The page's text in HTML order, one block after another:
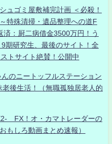
ュゴミ屋敷補完計画 ＜必殺！
特殊清掃・遺品整理への道F
：厨二病借金3500万円！う
期研究生、最後のサイト！全
トサイト絶賛！公開中
のニートッフルステーション
後生活！（無職孤独居老人的
FX！オ・カマトレーダーの
しろ動画まとめ速報）